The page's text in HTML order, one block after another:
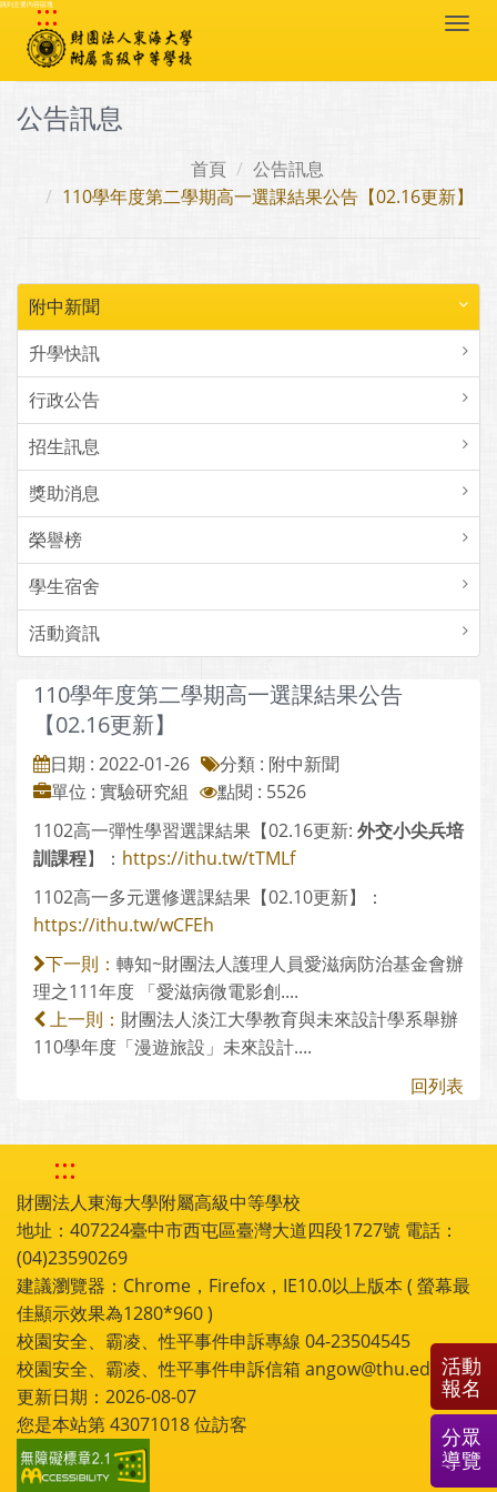
跳到主要內容區塊
:::
公告訊息
首頁
公告訊息
110學年度第二學期高一選課結果公告【02.16更新】
附中新聞
升學快訊
行政公告
招生訊息
獎助消息
榮譽榜
學生宿舍
活動資訊
110學年度第二學期高一選課結果公告
【02.16更新】
日期 : 2022-01-26
分類 : 附中新聞
單位 : 實驗研究組
點閱 : 5526
1102高一彈性學習選課結果【02.16更新: 外交小尖兵培
訓課程】： https://ithu.tw/tTMLf
1102高一多元選修選課結果【02.10更新】：
https://ithu.tw/wCFEh
下一則： 轉知~財團法人護理人員愛滋病防治基金會辦
理之111年度 「愛滋病微電影創....
上一則： 財團法人淡江大學教育與未來設計學系舉辦
110學年度「漫遊旅設」未來設計....
回列表
:::
財團法人東海大學附屬高級中等學校
地址：407224臺中市西屯區臺灣大道四段1727號 電話：
(04)23590269
建議瀏覽器：Chrome，Firefox，IE10.0以上版本 ( 螢幕最
佳顯示效果為1280*960 )
校園安全、霸凌、性平事件申訴專線 04-23504545
校園安全、霸凌、性平事件申訴信箱 angow@thu.edu.tw
更新日期：2026-08-07
您是本站第43071018位訪客
活動
報名
分眾
導覽